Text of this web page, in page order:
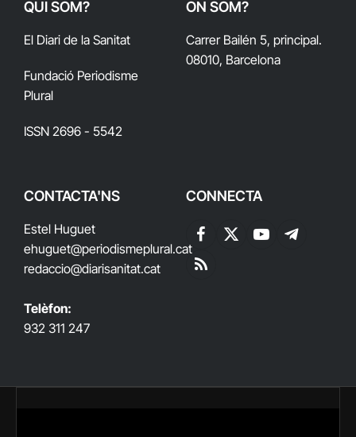
QUI SOM?
El Diari de la Sanitat
Fundació Periodisme
Plural
ISSN 2696 - 5542
ON SOM?
Carrer Bailén 5, principal.
08010, Barcelona
CONTACTA'NS
Estel Huguet
ehuguet@periodismeplural.cat
redaccio@diarisanitat.cat
Telèfon:
932 311 247
CONNECTA
Facebook
X
YouTubeTelegram
RSS